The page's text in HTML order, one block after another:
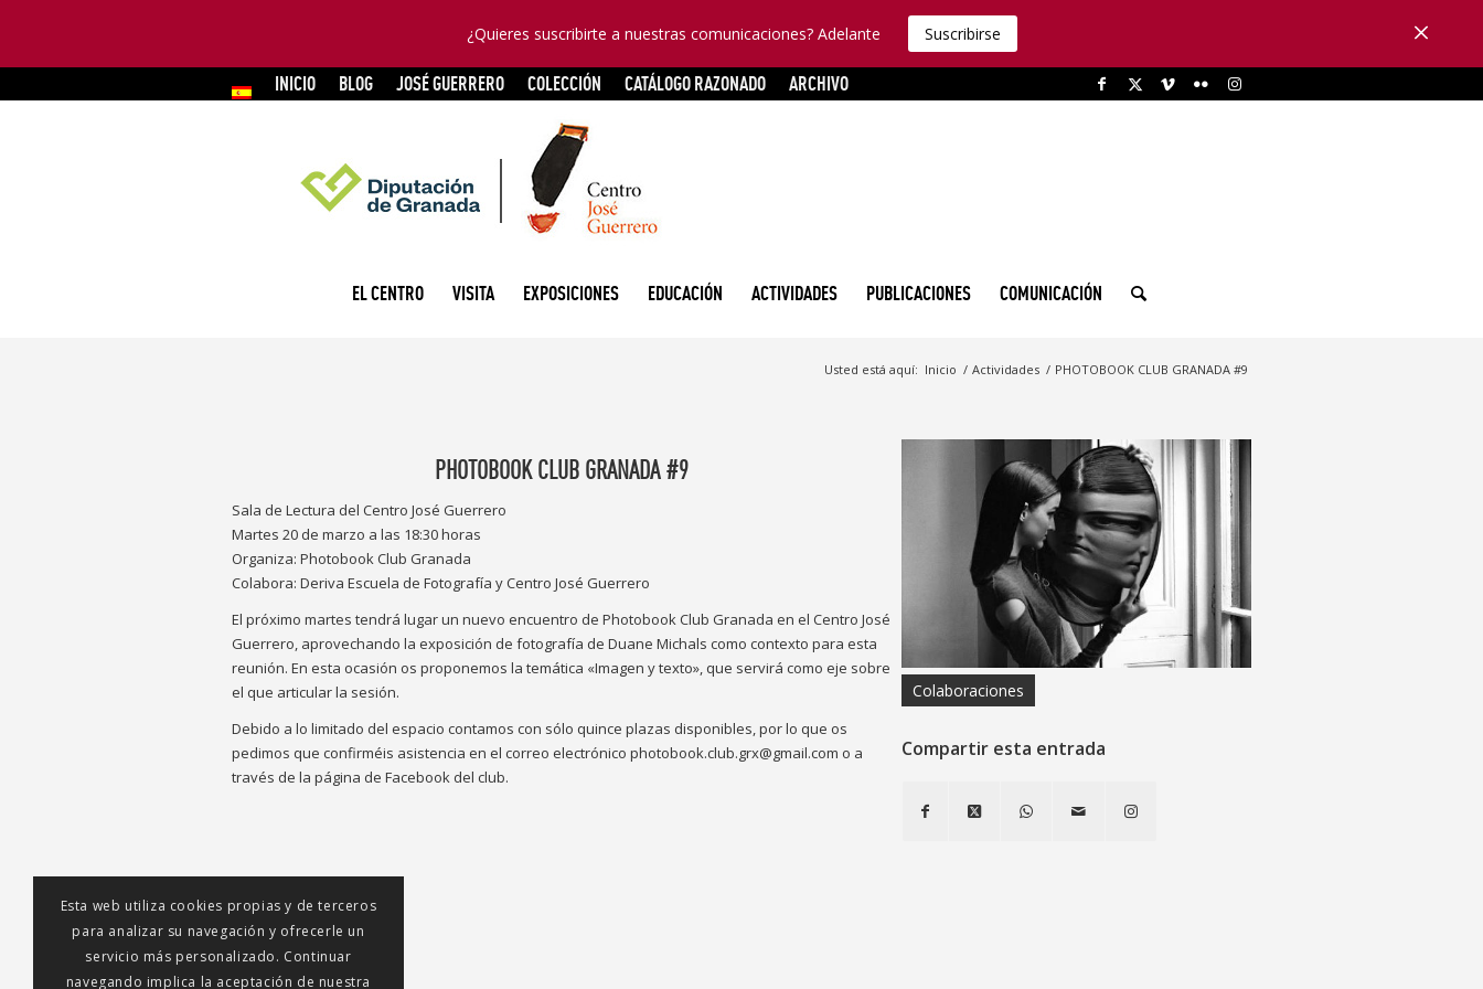
¿Quieres suscribirte a nuestras comunicaciones? Adelante Suscribirse
INICIO BLOG JOSÉ GUERRERO COLECCIÓN CATÁLOGO RAZONADO ARCHIVO
EL CENTRO VISITA EXPOSICIONES EDUCACIÓN ACTIVIDADES PUBLICACIONES COMUNICACIÓN
Usted está aquí: Inicio / Actividades / PHOTOBOOK CLUB GRANADA #9
PHOTOBOOK CLUB GRANADA #9
Sala de Lectura del Centro José Guerrero
Martes 20 de marzo a las 18:30 horas
Organiza: Photobook Club Granada
Colabora: Deriva Escuela de Fotografía y Centro José Guerrero
El próximo martes tendrá lugar un nuevo encuentro de Photobook Club Granada en el Centro José
Guerrero, aprovechando la exposición de fotografía de Duane Michals como contexto para esta
reunión. En esta ocasión os proponemos la temática «Imagen y texto», que servirá como eje sobre
el que articular la sesión.
Debido a lo limitado del espacio contamos con sólo quince plazas disponibles, por lo que os
pedimos que confirméis asistencia en el correo electrónico photobook.club.grx@gmail.com o a
través de la página de Facebook del club.
Colaboraciones
Compartir esta entrada
Esta web utiliza cookies propias y de terceros
para analizar su navegación y ofrecerle un
servicio más personalizado. Continuar
navegando implica la aceptación de nuestra